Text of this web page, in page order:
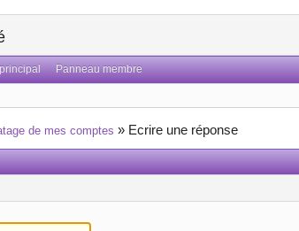
Panneau membre
de mes comptes » Ecrire une réponse